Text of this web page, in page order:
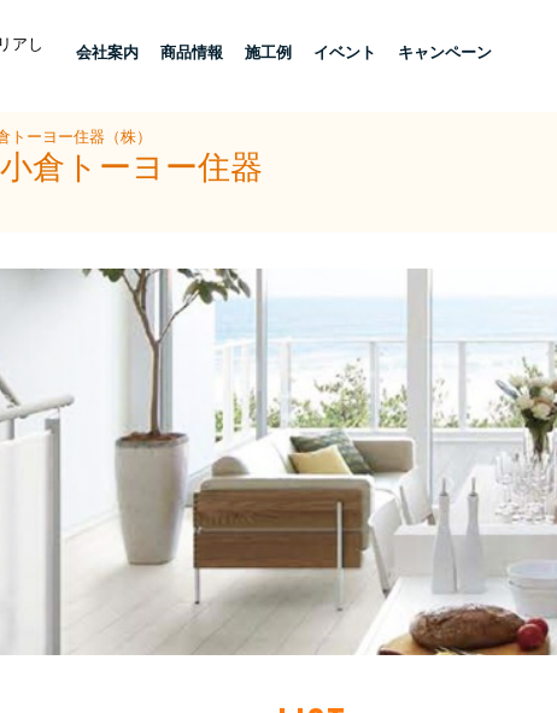
アし
会社案内 商品情報 施工例 イベント キャンペーン
ーヨー住器（株）
倉トーヨー住器